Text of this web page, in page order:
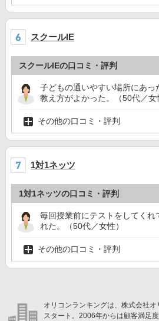
スクールIE
スクールIEの口コミ・評判
子どもの通いやすい場所にあ
教え方がよかった。（50代／女
その他の口コミ・評判
1対1ネッツ
1対1ネッツの口コミ・評判
毎回授業前にテストをしてくれ
れた。（50代／女性）
その他の口コミ・評判
オリコンランキングは、株式会社
スタート。2006年からは顧客満足